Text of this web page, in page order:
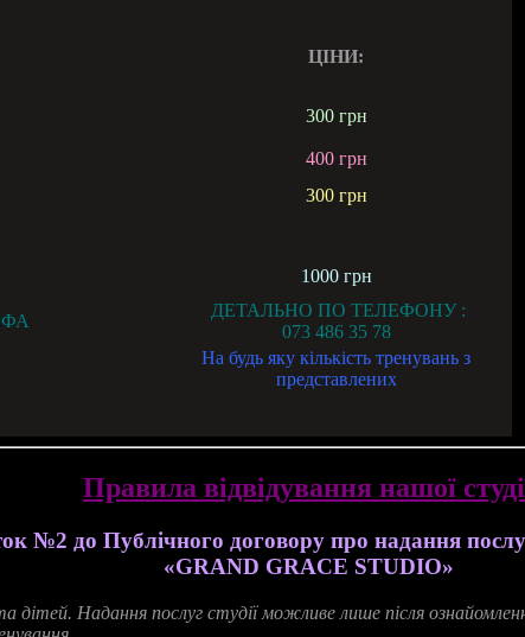
ЦІНИ:
300 грн
400 грн
300 грн
1000 грн
ДЕТАЛЬНО ПО ТЕЛЕФОНУ :
073 486 35 78
На будь яку кількість тренувань з
представлених
Правила відвідування нашої
№2 до Публічного договору про надання
«GRAND GRACE STUDIO»
дітей. Надання послуг студії можливе лише після